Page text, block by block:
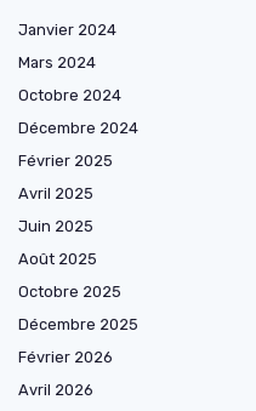
Janvier 2024
Mars 2024
Octobre 2024
Décembre 2024
Février 2025
Avril 2025
Juin 2025
Août 2025
Octobre 2025
Décembre 2025
Février 2026
Avril 2026